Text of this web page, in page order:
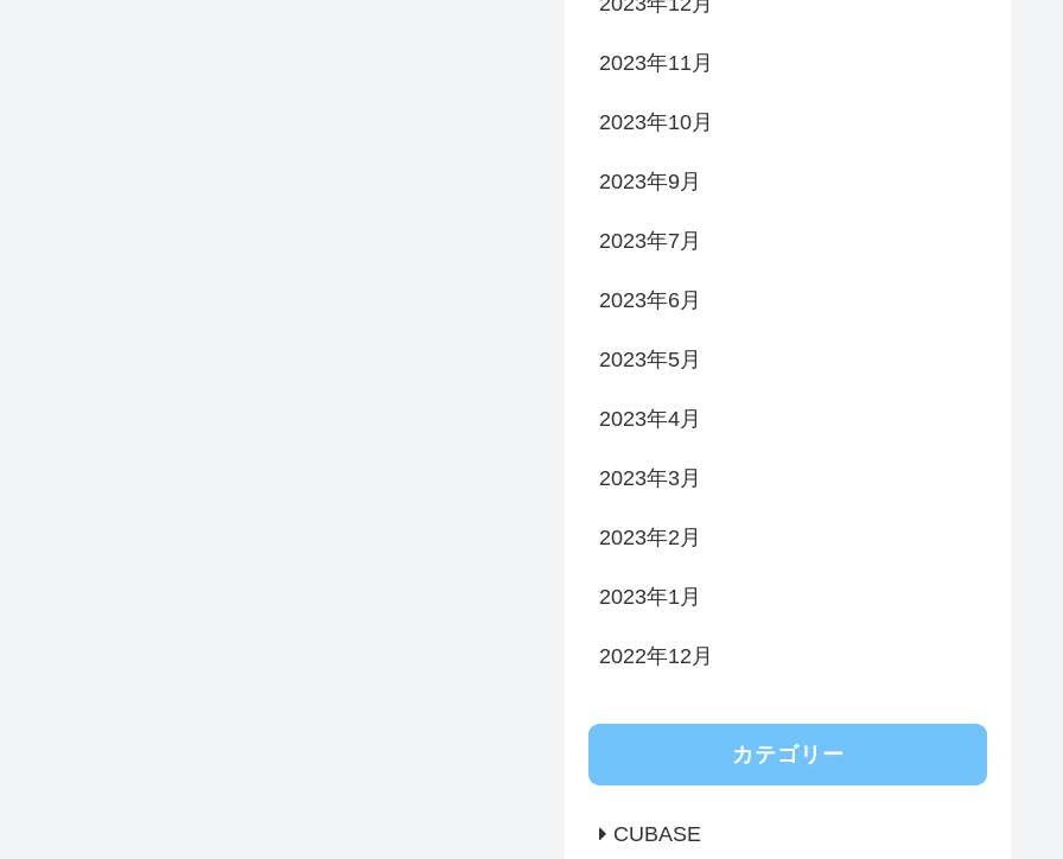
2023年11月
2023年10月
2023年9月
2023年7月
2023年6月
2023年5月
2023年4月
2023年3月
2023年2月
2023年1月
2022年12月
カテゴリー
CUBASE